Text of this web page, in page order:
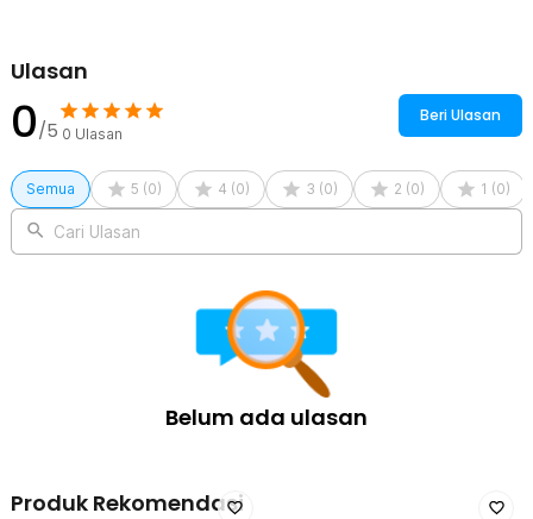
Ulasan
0/5 0 Ulasan
Beri Ulasan
Semua 5 (0) 4 (0) 3 (0) 2 (0) 1 (0)
Cari Ulasan
Belum ada ulasan
Produk Rekomendasi